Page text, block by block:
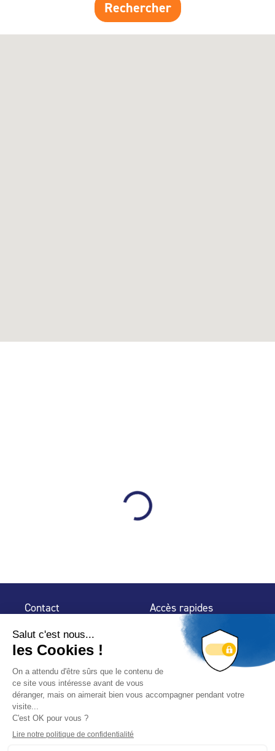
Contact
32 rue de Mogador
75 009 Paris
Accès rapides
Espace Presse
Trouver un
professionnel
Nous suivre